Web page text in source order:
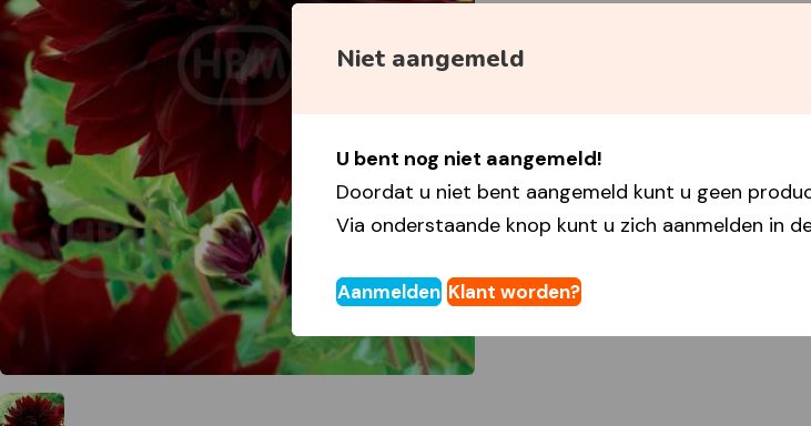
Niet aangemeld
U bent nog niet aangemeld!
Doordat u niet bent aangemeld kunt u geen
Via onderstaande knop kunt u zich aanmelden in
Aanmelden Klant worden?